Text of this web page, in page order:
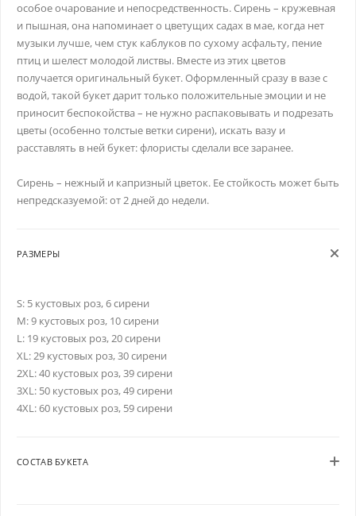
особое очарование и непосредственность. Сирень – кружевная
и пышная, она напоминает о цветущих садах в мае, когда нет
музыки лучше, чем стук каблуков по сухому асфальту, пение
птиц и шелест молодой листвы. Вместе из этих цветов
получается оригинальный букет. Оформленный сразу в вазе с
водой, такой букет дарит только положительные эмоции и не
приносит беспокойства – не нужно распаковывать и подрезать
цветы (особенно толстые ветки сирени), искать вазу и
расставлять в ней букет: флористы сделали все заранее.
Сирень – нежный и капризный цветок. Ее стойкость может быть
непредсказуемой: от 2 дней до недели.
РАЗМЕРЫ
S: 5 кустовых роз, 6 сирени
M: 9 кустовых роз, 10 сирени
L: 19 кустовых роз, 20 сирени
XL: 29 кустовых роз, 30 сирени
2XL: 40 кустовых роз, 39 сирени
3XL: 50 кустовых роз, 49 сирени
4XL: 60 кустовых роз, 59 сирени
СОСТАВ БУКЕТА